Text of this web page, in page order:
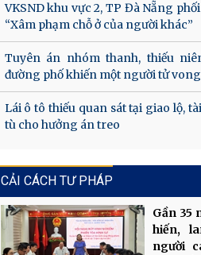
VKSND khu vực 2, TP Đà Nẵng
“Xâm phạm chỗ ở của người khác”
Tuyên án nhóm thanh, thiếu
đường phố khiến một người tử vong
Lái ô tô thiếu quan sát tại giao lộ,
tù cho hưởng án treo
CẢI CÁCH TƯ PHÁP
Gần 35
hiến,
người